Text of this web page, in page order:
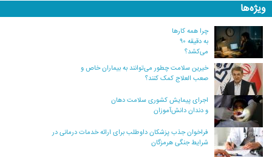
ویژه‌ها
چرا همه کارها
به دقیقه ۹۰
می‌کشد؟
خیرین سلامت چطور می‌توانند به بیماران خاص و
صعب العلاج کمک کنند؟
اجرای پیمایش کشوری سلامت دهان
و دندان دانش‌آموزان
فراخوان جذب پزشکان داوطلب برای ارائه خدمات درمانی در
شرایط جنگی هرمزگان